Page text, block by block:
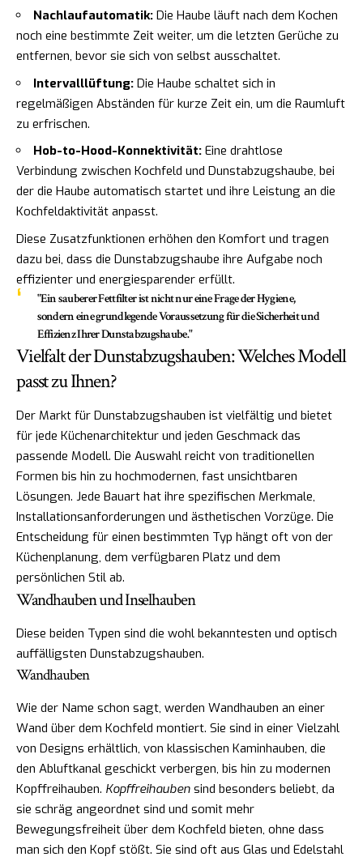
Nachlaufautomatik: Die Haube läuft nach dem Kochen
noch eine bestimmte Zeit weiter, um die letzten Gerüche zu
entfernen, bevor sie sich von selbst ausschaltet.
Intervalllüftung: Die Haube schaltet sich in
regelmäßigen Abständen für kurze Zeit ein, um die Raumluft
zu erfrischen.
Hob-to-Hood-Konnektivität: Eine drahtlose
Verbindung zwischen Kochfeld und Dunstabzugshaube, bei
der die Haube automatisch startet und ihre Leistung an die
Kochfeldaktivität anpasst.
Diese Zusatzfunktionen erhöhen den Komfort und tragen
dazu bei, dass die Dunstabzugshaube ihre Aufgabe noch
effizienter und energiesparender erfüllt.
"Ein sauberer Fettfilter ist nicht nur eine Frage der Hygiene,
sondern eine grundlegende Voraussetzung für die Sicherheit und
Effizienz Ihrer Dunstabzugshaube."
Vielfalt der Dunstabzugshauben: Welches Modell
passt zu Ihnen?
Der Markt für Dunstabzugshauben ist vielfältig und bietet
für jede Küchenarchitektur und jeden Geschmack das
passende Modell. Die Auswahl reicht von traditionellen
Formen bis hin zu hochmodernen, fast unsichtbaren
Lösungen. Jede Bauart hat ihre spezifischen Merkmale,
Installationsanforderungen und ästhetischen Vorzüge. Die
Entscheidung für einen bestimmten Typ hängt oft von der
Küchenplanung, dem verfügbaren Platz und dem
persönlichen Stil ab.
Wandhauben und Inselhauben
Diese beiden Typen sind die wohl bekanntesten und optisch
auffälligsten Dunstabzugshauben.
Wandhauben
Wie der Name schon sagt, werden Wandhauben an einer
Wand über dem Kochfeld montiert. Sie sind in einer Vielzahl
von Designs erhältlich, von klassischen Kaminhauben, die
den Abluftkanal geschickt verbergen, bis hin zu modernen
Kopffreihauben. Kopffreihauben sind besonders beliebt, da
sie schräg angeordnet sind und somit mehr
Bewegungsfreiheit über dem Kochfeld bieten, ohne dass
man sich den Kopf stößt. Sie sind oft aus Glas und Edelstahl